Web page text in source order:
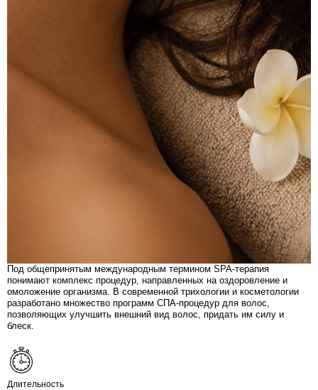
Под общепринятым международным термином SPA-терапия
понимают комплекс процедур, направленных на оздоровление и
омоложение организма. В современной трихологии и косметологии
разработано множество программ СПА-процедур для волос,
позволяющих улучшить внешний вид волос, придать им силу и
блеск.
Длительность